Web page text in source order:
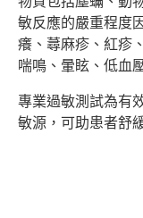
敏反應的嚴重程度
癢、蕁麻疹、紅疹
喘鳴、暈眩、低血
專業過敏測試為有
敏源，可助患者舒